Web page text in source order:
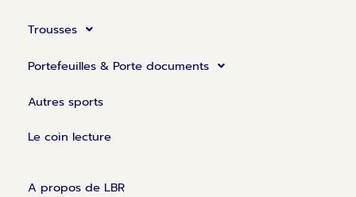
e
d
n
o
k a
Trousses
Portefeuilles & Porte documents
Autres sports
Le coin lecture
A propos de LBR